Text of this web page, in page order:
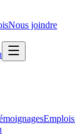
Nous joindre
Emplois